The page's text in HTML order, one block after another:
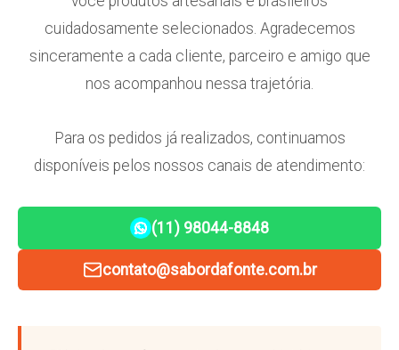
cuidadosamente selecionados. Agradecemos
sinceramente a cada cliente, parceiro e amigo que
nos acompanhou nessa trajetória.
Para os pedidos já realizados, continuamos
disponíveis pelos nossos canais de atendimento:
(11) 98044-8848
contato@sabordafonte.com.br